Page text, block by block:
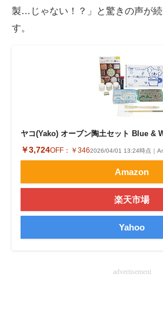
進化するPCとデバイスの未来
ビジネスと働き方のヒント
AI活用のいまが分かる
マーケ×ITの今がよく分かる
ITエンジニア向け専門サイト
製造業のIT導入・活用を支援
製…じゃない！？」と驚きの声が続
す。
ヤコ(Yako) オーブン陶土セット Blue &
￥3,724OFF： ￥3462026/04/01 13:24時点｜
Amazon
楽天市場
Yahoo
advertisement